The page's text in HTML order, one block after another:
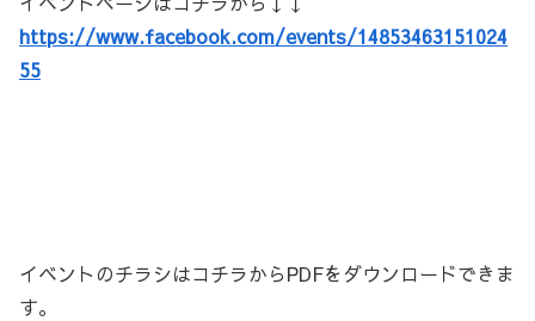
https://www.facebook.com/events/14853463151024
55
イベントのチラシはコチラからPDFをダウンロードできま
す。